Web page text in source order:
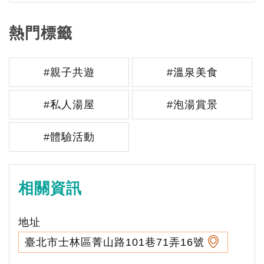
熱門標籤
#親子共遊 #溫泉美食
#私人湯屋 #泡湯賞景
#體驗活動
相關資訊
地址
臺北市士林區菁山路101巷71弄16號